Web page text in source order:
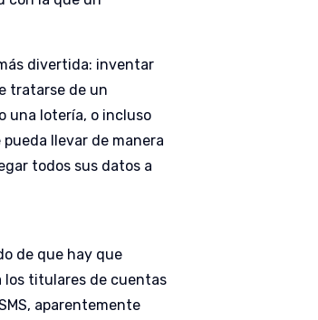
divertida: inventar
tratarse de un
una lotería, o incluso
llevar de manera
todos sus datos a
de que hay que
los titulares de cuentas
aparentemente